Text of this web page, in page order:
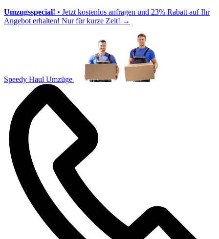
Umzugsspecial! • Jetzt kostenlos anfragen und 23% Rabatt auf Ihr
Angebot erhalten! Nur für kurze Zeit! →
Speedy Haul Umzüge